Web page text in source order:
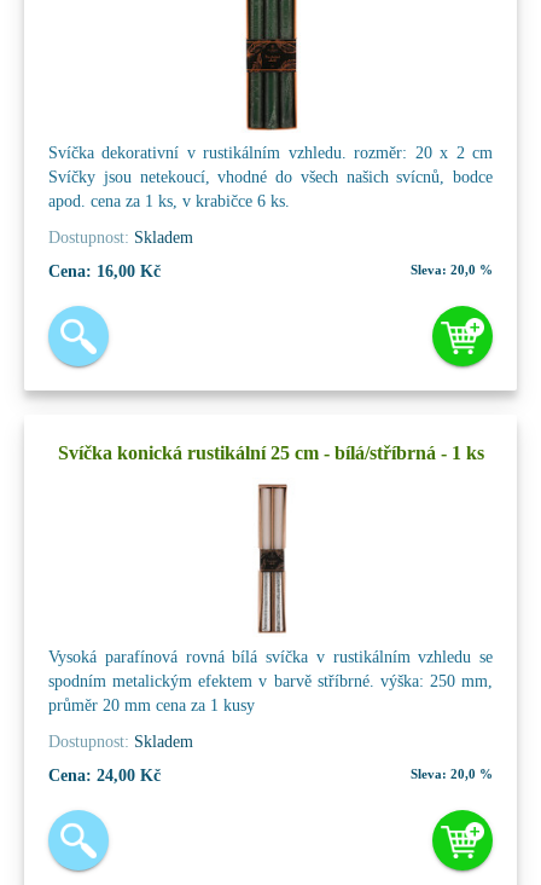
Svíčka dekorativní v rustikálním vzhledu. rozměr: 20 x 2 cm
Svíčky jsou netekoucí, vhodné do všech našich svícnů, bodce
apod. cena za 1 ks, v krabičce 6 ks.
Dostupnost: Skladem
Cena: 16,00 Kč Sleva: 20,0 %
Svíčka konická rustikální 25 cm - bílá/stříbrná - 1 ks
Vysoká parafínová rovná bílá svíčka v rustikálním vzhledu se
spodním metalickým efektem v barvě stříbrné. výška: 250 mm,
průměr 20 mm cena za 1 kusy
Dostupnost: Skladem
Cena: 24,00 Kč Sleva: 20,0 %